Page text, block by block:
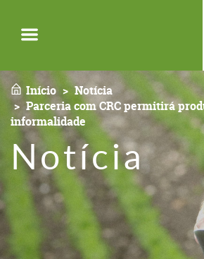
Início
Notícia
Parceria com CRC permitirá
informalidade
Notícia